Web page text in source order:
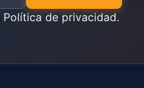
Política de privacidad.